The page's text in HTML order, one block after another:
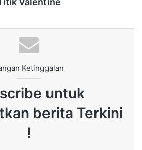
Ketinggalan
untuk
berita Terkini
!